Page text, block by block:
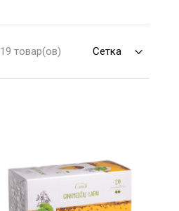
19 товар(ов)